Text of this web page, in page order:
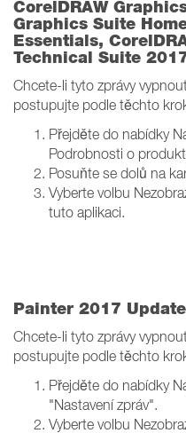
CorelDRAW
Graphics Suite
Essentials,
Technical Suite
Chcete-li tyto zprávy
postupujte podle těchto
Přejděte do nabídky
Podrobnosti o
Posuňte se dolů na
Vyberte volbu
tuto aplikaci.
Painter 2017
Chcete-li tyto zprávy
postupujte podle těchto
Přejděte do nabídky
"Nastavení zpráv".
Vyberte volbu